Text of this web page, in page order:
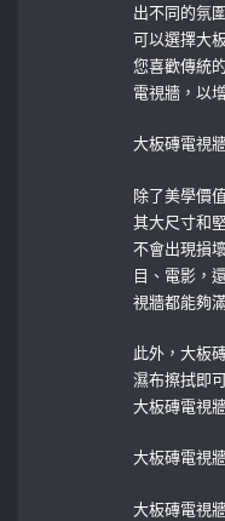
出不同的氛
可以選擇大
您喜歡傳統
電視牆，以
大板磚電視
除了美學價
其大尺寸和
不會出現損
目、電影，
視牆都能夠
此外，大板
濕布擦拭即
大板磚電視
大板磚電視
大板磚電視